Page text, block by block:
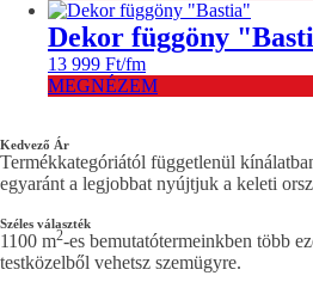
Dekor függöny
13 999 Ft/fm
MEGNÉZEM
Kedvező Ár
Termékkategóriától függetlenül
egyaránt a legjobbat nyújtjuk a keleti
Széles választék
1100 m2-es bemutatótermeinkben több
testközelből vehetsz szemügyre.